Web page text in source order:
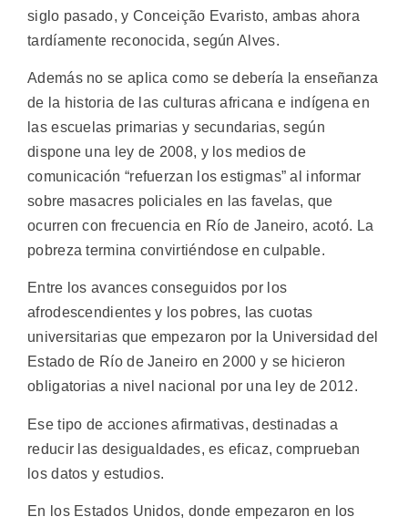
siglo pasado, y Conceição Evaristo, ambas ahora
tardíamente reconocida, según Alves.
Además no se aplica como se debería la enseñanza
de la historia de las culturas africana e indígena en
las escuelas primarias y secundarias, según
dispone una ley de 2008, y los medios de
comunicación “refuerzan los estigmas” al informar
sobre masacres policiales en las favelas, que
ocurren con frecuencia en Río de Janeiro, acotó. La
pobreza termina convirtiéndose en culpable.
Entre los avances conseguidos por los
afrodescendientes y los pobres, las cuotas
universitarias que empezaron por la Universidad del
Estado de Río de Janeiro en 2000 y se hicieron
obligatorias a nivel nacional por una ley de 2012.
Ese tipo de acciones afirmativas, destinadas a
reducir las desigualdades, es eficaz, comprueban
los datos y estudios.
En los Estados Unidos, donde empezaron en los